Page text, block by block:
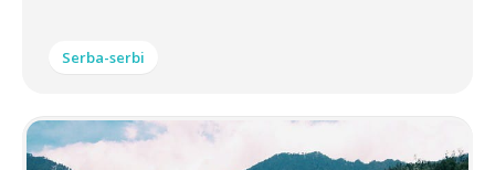
Serba-serbi